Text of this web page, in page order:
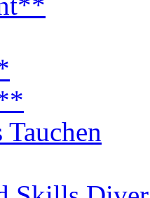
Tauchen